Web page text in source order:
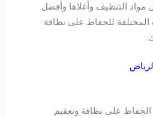
التنظيف وأغلاها وأفضل
للحفاظ على نظافة
على نظافة وتعقيم